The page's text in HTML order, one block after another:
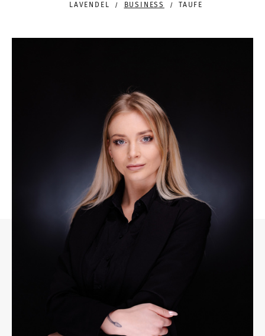
LAVENDEL
BUSINESS TAUFE